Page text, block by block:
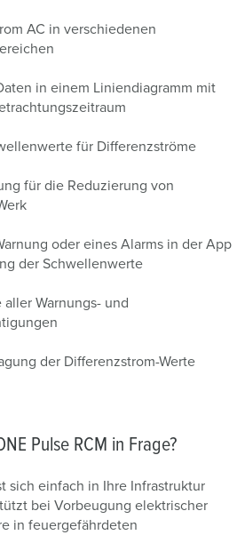
AC in verschiedenen
in einem Liniendiagramm mit
für Differenzströme
für die Reduzierung von
oder eines Alarms in der App
der Schwellenwerte
Warnungs- und
der Differenzstrom-Werte
Pulse RCM in Frage?
sich einfach in Ihre Infrastruktur
bei Vorbeugung elektrischer
in feuergefährdeten